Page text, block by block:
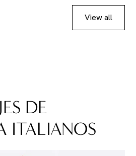
View all
DE
ITALIANOS